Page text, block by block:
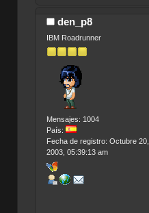
den_p8
IBM Roadrunner
Mensajes: 1004
País:
Fecha de registro: Octubre 20,
2003, 05:39:13 am